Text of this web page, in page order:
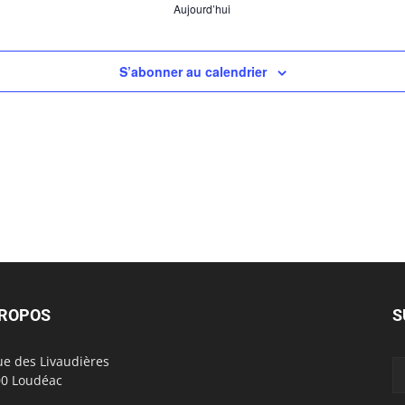
Aujourd’hui
S’abonner au calendrier
des Livaudières
Loudéac